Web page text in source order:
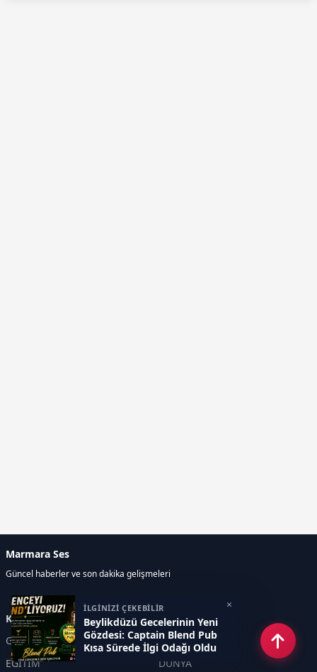
İLGİNİZİ ÇEKEBİLİR
Beylikdüzü Gecelerinin Yeni
Gözdesi: Captain Blend Pub
Kısa Sürede İlgi Odağı Oldu
×
Marmara Ses
Güncel haberler ve son dakika gelişmeleri
Kategoriler
GÜNDEM
EKONOMİ
EĞİTİM
DÜNYA